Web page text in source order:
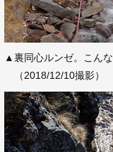
▲裏同心ルンゼ。こん
（2018/12/10撮影）